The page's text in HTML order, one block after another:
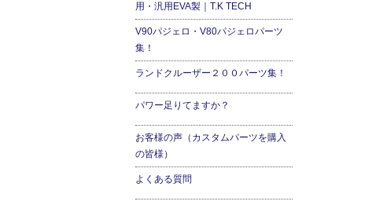
用・汎用EVA製｜T.K TECH
V90パジェロ・V80パジェロパーツ
集！
ランドクルーザー２００パーツ集！
パワー足りてますか？
お客様の声（カスタムパーツを購入
の皆様）
よくある質問